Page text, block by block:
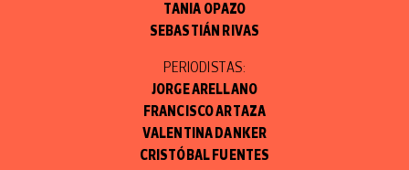
TANIA OPAZO
SEBASTIÁN RIVAS
PERIODISTAS:
JORGE ARELLANO
FRANCISCO ARTAZA
VALENTINA DANKER
CRISTÓBAL FUENTES